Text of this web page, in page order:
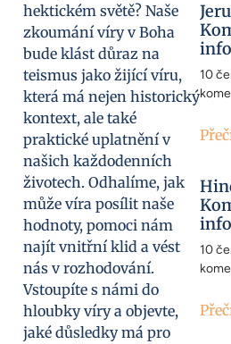
hektickém světě? Naše
zkoumání víry v Boha
bude klást důraz na
teismus jako žijící víru,
která má nejen historický
kontext, ale také
praktické uplatnění v
našich každodenních
životech. Odhalíme, jak
může víra posílit naše
hodnoty, pomoci nám
najít vnitřní klid a vést
nás v rozhodování.
Vstoupíte s námi do
hloubky víry a objevte,
jaké důsledky má pro
10
10